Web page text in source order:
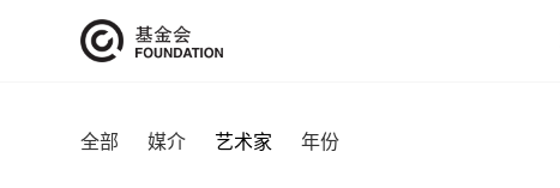
全部 媒介 艺术家 年份